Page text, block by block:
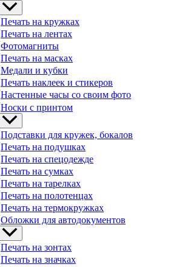
Печать на кружках
Печать на лентах
Фотомагниты
Печать на масках
Медали и кубки
Печать наклеек и стикеров
Настенные часы со своим фото
Носки с принтом
Подставки для кружек, бокалов
Печать на подушках
Печать на спецодежде
Печать на сумках
Печать на тарелках
Печать на полотенцах
Печать на термокружках
Обложки для автодокументов
Печать на зонтах
Печать на значках